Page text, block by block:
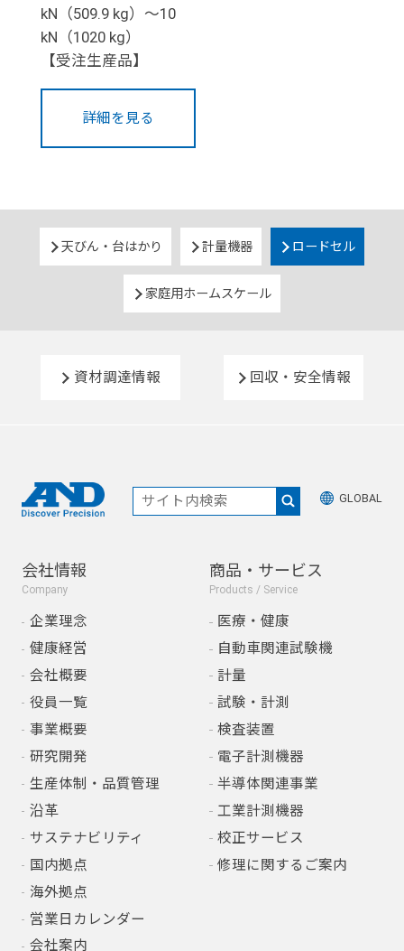
kN（509.9 kg）～10
kN（1020 kg）
【受注生産品】
詳細を見る
天びん・台はかり 計量機器 ロードセル
家庭用ホームスケール
資材調達情報 回収・安全情報
GLOBAL
会社情報
Company
企業理念
健康経営
会社概要
役員一覧
事業概要
研究開発
生産体制・品質管理
沿革
サステナビリティ
国内拠点
海外拠点
営業日カレンダー
会社案内
商品・サービス
Products / Service
医療・健康
自動車関連試験機
計量
試験・計測
検査装置
電子計測機器
半導体関連事業
工業計測機器
校正サービス
修理に関するご案内